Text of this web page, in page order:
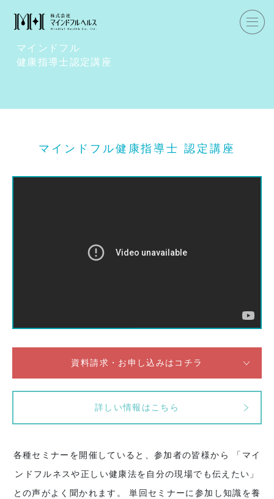
ダイエット
私たちについて
お問い合わせ
特定商取引法について
マインドフル
健康指導士認定講座
マインドフル健康指導士 認定講座
資料請求・お申し込みはコチラ
詳しい情報はこちら
各種セミナーを開催していると、参加者の皆様から
「マイ
ンドフルネスや正しい健康法を自分の現場でも伝えたい」
との声がよく聞かれます。
単回セミナーに参加し知識を養